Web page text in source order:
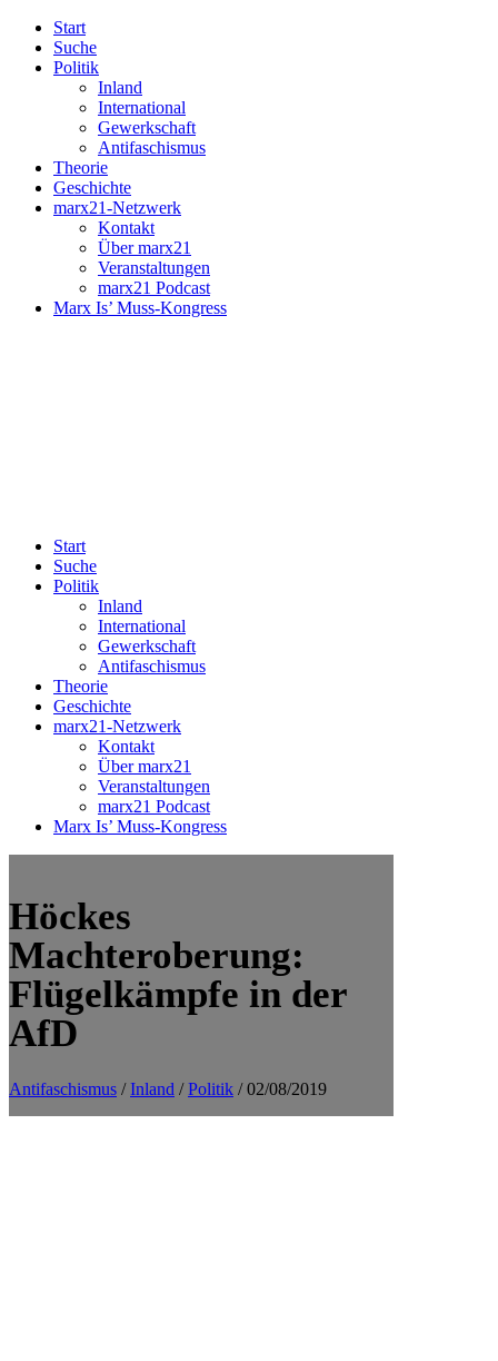
Start
Suche
Politik
Inland
International
Gewerkschaft
Antifaschismus
Theorie
Geschichte
marx21-Netzwerk
Kontakt
Über marx21
Veranstaltungen
marx21 Podcast
Marx Is’ Muss-Kongress
Start
Suche
Politik
Inland
International
Gewerkschaft
Antifaschismus
Theorie
Geschichte
marx21-Netzwerk
Kontakt
Über marx21
Veranstaltungen
marx21 Podcast
Marx Is’ Muss-Kongress
Höckes
Machteroberung:
Flügelkämpfe in der
AfD
Antifaschismus /Inland /Politik / 02/08/2019